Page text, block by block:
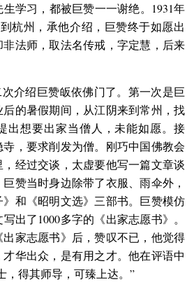
学习，都被巨赞一一谢绝。1931年
杭州，承他介绍，巨赞终于如愿出
法师，取法名传戒，字定慧，后来
介绍巨赞皈依佛门了。第一次是巨
的暑假期间，从江阴来到常州，找
出想要出家当僧人，未能如愿。接
，要求削发为僧。刚巧中国佛教会
经过交谈，太虚要他写一篇文章谈
赞当时身边除带了衣服、雨伞外，
和《昭明文选》三部书。巨赞模仿
出了1000多字的《出家志愿书》。
家志愿书》后，赞叹不已，他觉得
华出众，是有用之才。他在评语中
，得其师导，可臻上达。”